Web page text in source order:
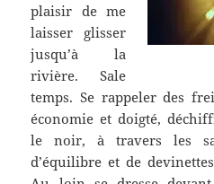
plaisir de me
laisser glisser
jusqu’à la
rivière. Sale
temps. Se rappeler des
économie et doigté,
le noir, à travers les
d’équilibre et de